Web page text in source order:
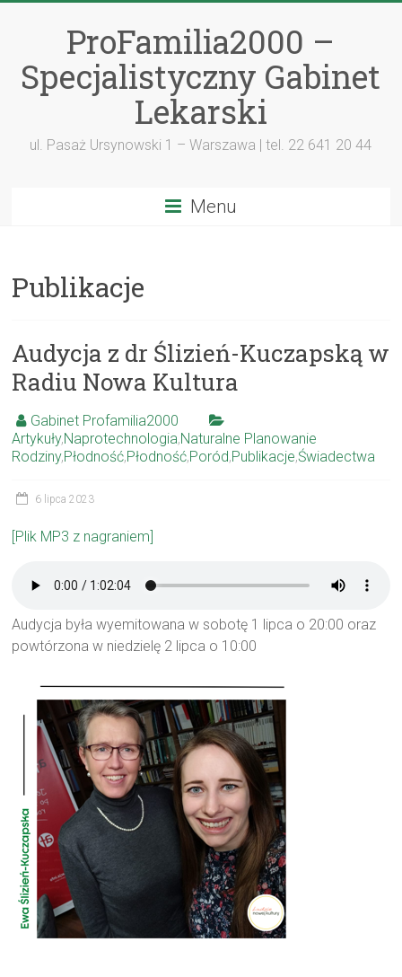
ProFamilia2000 –
Specjalistyczny Gabinet
Lekarski
ul. Pasaż Ursynowski 1 – Warszawa | tel. 22 641 20 44
Menu
Publikacje
Audycja z dr Ślizień-Kuczapską w
Radiu Nowa Kultura
Gabinet Profamilia2000
Artykuły,Naprotechnologia,Naturalne Planowanie
Rodziny,Płodność,Płodność,Poród,Publikacje,Świadectwa
6 lipca 2023
[Plik MP3 z nagraniem]
Audycja była wyemitowana w sobotę 1 lipca o 20:00 oraz
powtórzona w niedzielę 2 lipca o 10:00